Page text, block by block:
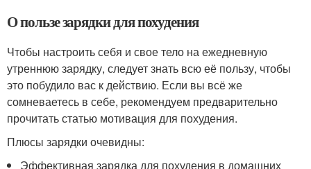
О пользе зарядки для похудения
Чтобы настроить себя и свое тело на ежедневную
утреннюю зарядку, следует знать всю её пользу, чтобы
это побудило вас к действию. Если вы всё же
сомневаетесь в себе, рекомендуем предварительно
прочитать статью мотивация для похудения.
Плюсы зарядки очевидны:
Эффективная зарядка для похудения в домашних